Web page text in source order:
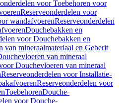
voor Toebehoren voor
Reserveonderdelen voor
wandafvoerenReserveonderdelen
Douchebakken en
voor Douchebakken en
van mineraalmateriaal en Geberit
van mineraal
Douchevloeren van mineraal
Reserveonderdelen voor Installatie-
Reserveonderdelen voor
ToebehorenDouche-
voor Douche-